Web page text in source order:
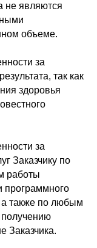
не являются
объеме.
за
так как
здоровья
за
Заказчику по
работы
программного
а также по любым
Заказчика.